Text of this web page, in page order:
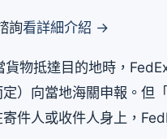
詢看詳細介紹 →
貨物抵達目的地時，
定）向當地海關申報。
件人或收件人身上，